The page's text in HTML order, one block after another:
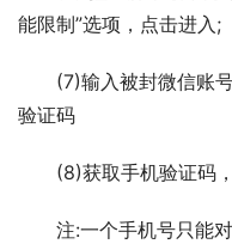
能限制”选项，点击进入;
(7)输入被封微信账
验证码
(8)获取手机验证码，
注:一个手机号只能对